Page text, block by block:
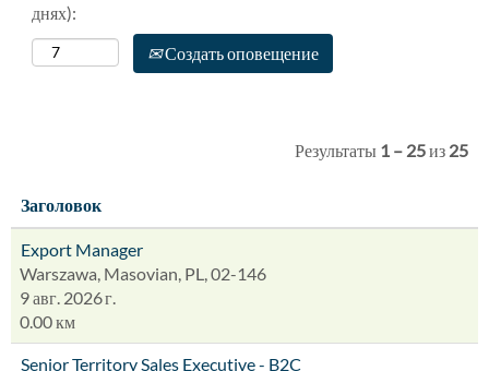
днях):
Создать оповещение
Результаты 1 – 25из 25
Заголовок
Export Manager
Warszawa, Masovian, PL, 02-146
9 авг. 2026 г.
0.00 км
Senior Territory Sales Executive - B2C